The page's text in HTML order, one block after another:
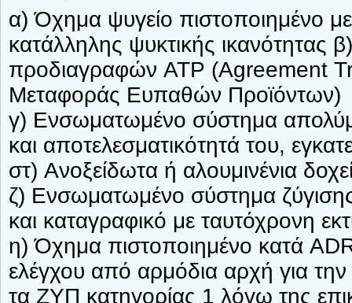
α) Όχημα ψυγείο πιστοποιημένο
κατάλληλης ψυκτικής ικανότητας
προδιαγραφών ATP (Agreement
Μεταφοράς Ευπαθών Προϊόντων)
γ) Ενσωματωμένο σύστημα
και αποτελεσματικότητά του,
στ) Ανοξείδωτα ή αλουμινένια
ζ) Ενσωματωμένο σύστημα
και καταγραφικό με ταυτόχρονη
η) Όχημα πιστοποιημένο κατά
ελέγχου από αρμόδια αρχή για
τα ΖΥΠ κατηγορίας 1 λόγω της